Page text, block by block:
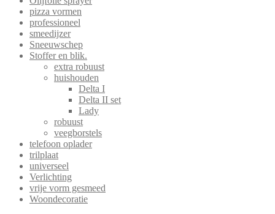
pizza vormen
professioneel
smeedijzer
Sneeuwschep
Stoffer en blik.
extra robuust
huishouden
Delta I
Delta II set
Lady
robuust
veegborstels
telefoon oplader
trilplaat
universeel
Verlichting
vrije vorm gesmeed
Woondecoratie